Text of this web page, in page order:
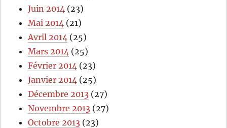
Juin 2014 (23)
Mai 2014 (21)
Avril 2014 (25)
Mars 2014 (25)
Février 2014 (23)
Janvier 2014 (25)
Décembre 2013 (27)
Novembre 2013 (27)
Octobre 2013 (23)